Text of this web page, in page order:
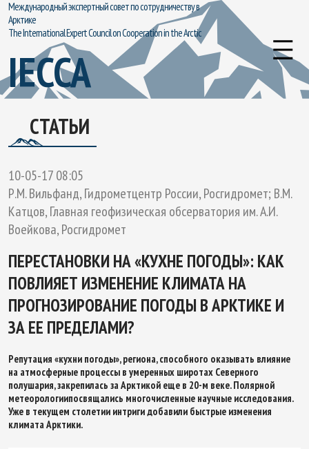
Международный экспертный совет по сотрудничеству в
Арктике
The International Expert Council on Cooperation in the Arctic
IECCA
СТАТЬИ
10-05-17 08:05
Р.М. Вильфанд, Гидрометцентр России, Росгидромет; В.М.
Катцов, Главная геофизическая обсерватория им. А.И.
Воейкова, Росгидромет
ПЕРЕСТАНОВКИ НА «КУХНЕ ПОГОДЫ»: КАК
ПОВЛИЯЕТ ИЗМЕНЕНИЕ КЛИМАТА НА
ПРОГНОЗИРОВАНИЕ ПОГОДЫ В АРКТИКЕ И
ЗА ЕЕ ПРЕДЕЛАМИ?
Репутация «кухни погоды», региона, способного оказывать влияние
на атмосферные процессы в умеренных широтах Северного
полушария, закрепилась за Арктикой еще в 20-м веке. Полярной
метеорологиипосвящались многочисленные научные исследования.
Уже в текущем столетии интриги добавили быстрые изменения
климата Арктики.